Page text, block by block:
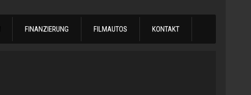
FINANZIERUNG FILMAUTOS KONTAKT